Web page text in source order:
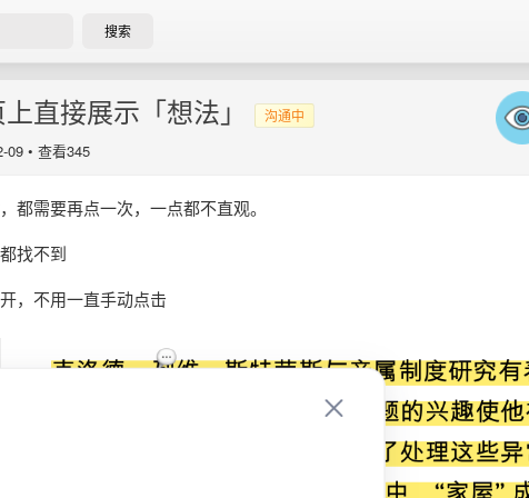
搜索
直接展示「想法」
沟通中
09 • 查看345
都需要再点一次，一点都不直观。
找不到
，不用一直手动点击